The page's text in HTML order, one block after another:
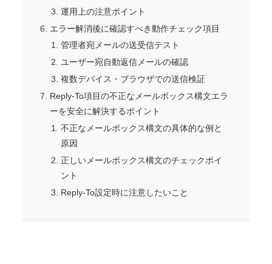
運用上の注意ポイント
エラー解消後に確認すべき動作チェック項目
管理者宛メールの送受信テスト
ユーザー宛自動返信メールの確認
複数デバイス・ブラウザでの送信検証
Reply-To項目の不正なメールボックス構文エラ
ーを安全に解決するポイント
不正なメールボックス構文の具体的な例と
原因
正しいメールボックス構文のチェックポイ
ント
Reply-To設定時に注意したいこと